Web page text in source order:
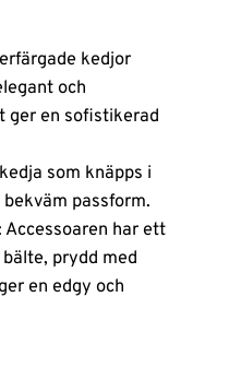
kedjor
och
ger en sofistikerad
som knäpps i
passform.
har ett
prydd med
en edgy och